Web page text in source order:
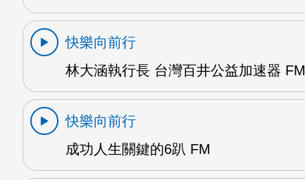
快樂向前行
林大涵執行長 台灣百井公益加速器 FM
快樂向前行
成功人生關鍵的6趴 FM